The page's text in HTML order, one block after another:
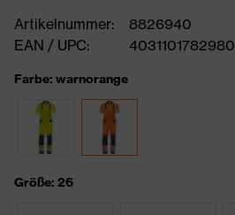
Artikelnummer:
8826940
EAN / UPC:
4031101782980
Farbe: warnorange
Größe: 26